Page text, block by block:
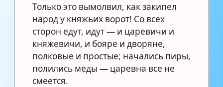
Только это вымолвил, как закипел
народ у княжьих ворот! Со всех
сторон едут, идут — и царевичи и
княжевичи, и бояре и дворяне,
полковые и простые; начались пиры,
полились меды — царевна все не
смеется.